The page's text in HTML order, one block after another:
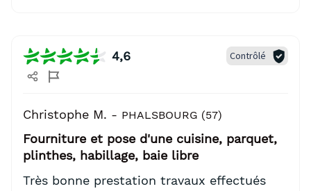
4,6 Contrôlé
Christophe M. - PHALSBOURG (57)
Fourniture et pose d'une cuisine, parquet,
plinthes, habillage, baie libre
Très bonne prestation travaux effectués